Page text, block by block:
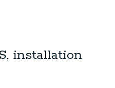
installation